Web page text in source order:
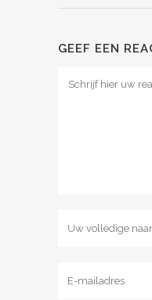
GEEF EEN